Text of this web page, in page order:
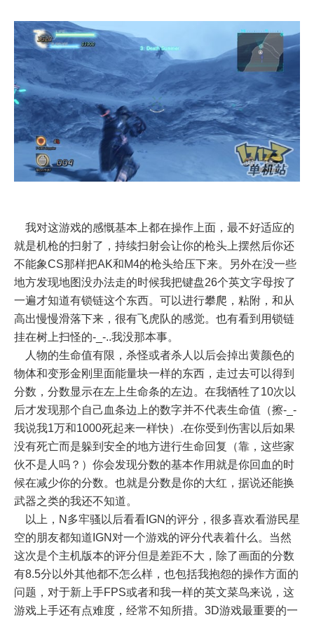
我对这游戏的感慨基本上都在操作上面，最不好适应的
就是机枪的扫射了，持续扫射会让你的枪头上摆然后你还
不能象CS那样把AK和M4的枪头给压下来。另外在没一些
地方发现地图没办法走的时候我把键盘26个英文字母按了
一遍才知道有锁链这个东西。可以进行攀爬，粘附，和从
高出慢慢滑落下来，很有飞虎队的感觉。也有看到用锁链
挂在树上扫怪的-_-..我没那本事。
人物的生命值有限，杀怪或者杀人以后会掉出黄颜色的
物体和变形金刚里面能量块一样的东西，走过去可以得到
分数，分数显示在左上生命条的左边。在我牺牲了10次以
后才发现那个自己血条边上的数字并不代表生命值（擦-_-
我说我1万和1000死起来一样快）.在你受到伤害以后如果
没有死亡而是躲到安全的地方进行生命回复（靠，这些家
伙不是人吗？）你会发现分数的基本作用就是你回血的时
候在减少你的分数。也就是分数是你的大红，据说还能换
武器之类的我还不知道。
以上，N多牢骚以后看看IGN的评分，很多喜欢看游民星
空的朋友都知道IGN对一个游戏的评分代表着什么。当然
这次是个主机版本的评分但是差距不大，除了画面的分数
有8.5分以外其他都不怎么样，也包括我抱怨的操作方面的
问题，对于新上手FPS或者和我一样的英文菜鸟来说，这
游戏上手还有点难度，经常不知所措。3D游戏最重要的一